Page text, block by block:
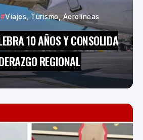
Viajes, Turismo, Aerolíneas
10 AÑOS Y CONSOLIDA
REGIONAL